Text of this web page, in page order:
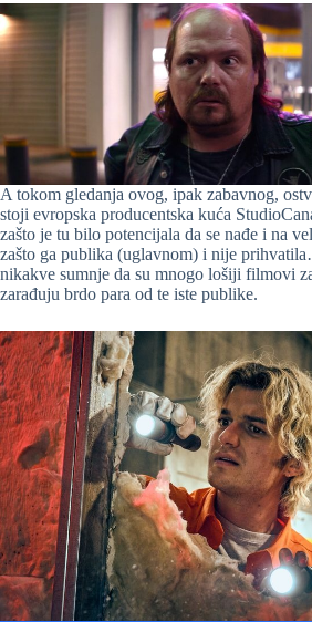
A tokom gledanja ovog, ipak zabavnog,
stoji evropska producentska kuća
zašto je tu bilo potencijala da se nađe i na
zašto ga publika (uglavnom) i nije
nikakve sumnje da su mnogo lošiji filmovi
zarađuju brdo para od te iste publike.